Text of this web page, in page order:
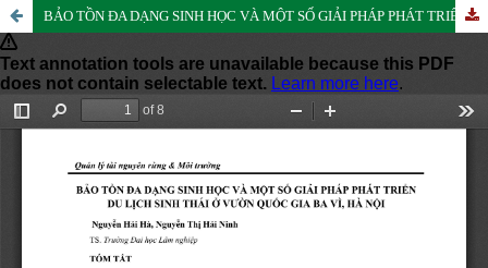
BẢO TỒN ĐA DẠNG SINH HỌC VÀ MỘT SỐ GIẢI PHÁP PHÁT TRIỂN DU LỊCH SINH THÁI Ở VƯỜN QUỐC GIA BA VÌ, HÀ NỘI